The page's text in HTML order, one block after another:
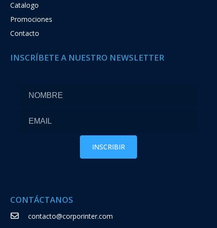
Catalogo
Promociones
Contacto
INSCRÍBETE A NUESTRO NEWSLETTER
CONTÁCTANOS
contacto@corporinter.com